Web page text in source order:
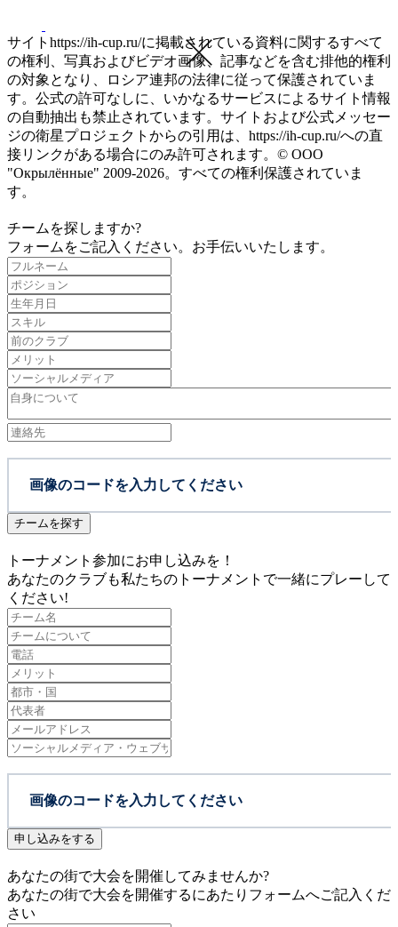
サイトhttps://ih-cup.ru/に掲載されている資料に関するすべて
の権利、写真およびビデオ画像、記事などを含む排他的権利
の対象となり、ロシア連邦の法律に従って保護されていま
す。公式の許可なしに、いかなるサービスによるサイト情報
の自動抽出も禁止されています。サイトおよび公式メッセー
ジの衛星プロジェクトからの引用は、https://ih-cup.ru/への直
接リンクがある場合にのみ許可されます。© ООО
"Окрылённые" 2009-2026。すべての権利保護されていま
す。
チームを探しますか?
フォームをご記入ください。お手伝いいたします。
チームを探す
トーナメント参加にお申し込みを！
あなたのクラブも私たちのトーナメントで一緒にプレーして
ください!
申し込みをする
あなたの街で大会を開催してみませんか?
あなたの街で大会を開催するにあたりフォームへご記入くだ
さい